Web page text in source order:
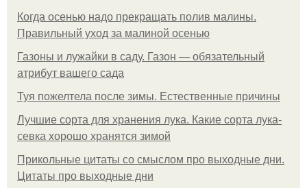
Когда осенью надо прекращать полив малины.
Правильный уход за малиной осенью
Газоны и лужайки в саду. Газон — обязательный
атрибут вашего сада
Туя пожелтела после зимы. Естественные причины
Лучшие сорта для хранения лука. Какие сорта лука-
севка хорошо хранятся зимой
Прикольные цитаты со смыслом про выходные дни.
Цитаты про выходные дни